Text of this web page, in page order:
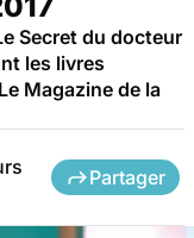
Secret du docteur
les livres
Magazine de la
Partager